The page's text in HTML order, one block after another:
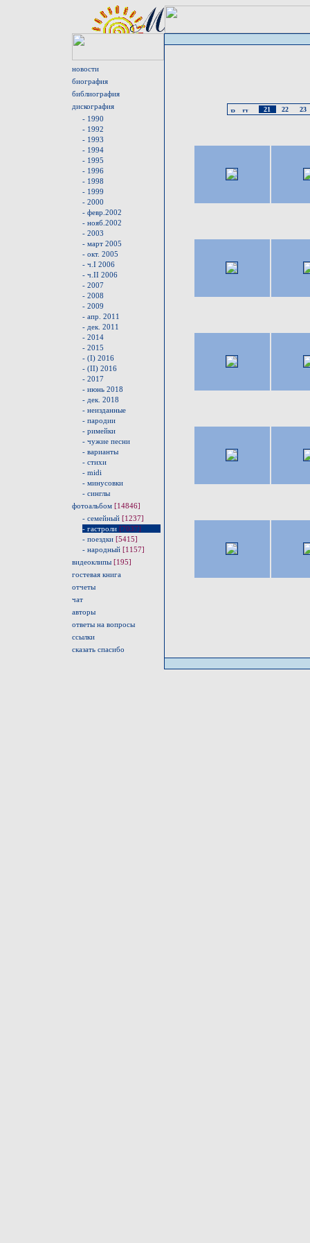
новости
биография
библиография
дискография
- 1990
- 1992
- 1993
- 1994
- 1995
- 1996
- 1998
- 1999
- 2000
- февр.2002
- нояб.2002
- 2003
- март 2005
- окт. 2005
- ч.I 2006
- ч.II 2006
- 2007
- 2008
- 2009
- апр. 2011
- дек. 2011
- 2014
- 2015
- (I) 2016
- (II) 2016
- 2017
- июнь 2018
- дек. 2018
- неизданные
- пародии
- римейки
- чужие песни
- варианты
- стихи
- midi
- минусовки
- синглы
фотоальбом [14846]
- семейный [1237]
- гастроли [7037]
- поездки [5415]
- народный [1157]
видеоклипы [195]
гостевая книга
отчеты
чат
авторы
ответы на вопросы
ссылки
сказать спасибо
21 22 23